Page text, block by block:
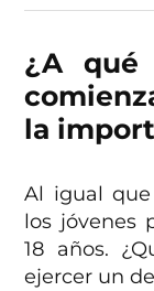
¿A
la
Al igual que
los jóvenes
18 años.
ejercer un